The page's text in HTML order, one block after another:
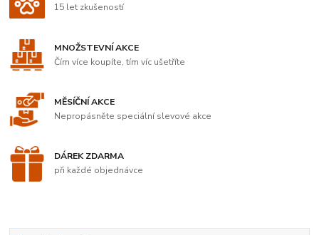
15 let zkušeností
MNOŽSTEVNÍ AKCE
Čím více koupíte, tím víc ušetříte
MĚSÍČNÍ AKCE
Nepropásněte speciální slevové akce
DÁREK ZDARMA
při každé objednávce